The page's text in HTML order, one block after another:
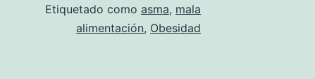
Etiquetado como asma, mala
alimentación, Obesidad